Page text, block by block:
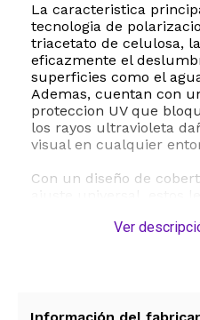
La caracteristica
tecnologia de
triacetato de celulosa,
eficazmente el
superficies como el
Ademas, cuentan con
proteccion UV que
los rayos ultravioleta
visual en cualquier
Con un diseño de
dimensiones
paño suave y seco, y
Ver